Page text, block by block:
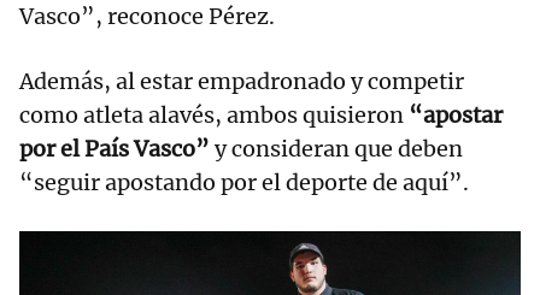
Vasco”, reconoce Pérez.
Además, al estar empadronado y competir
como atleta alavés, ambos quisieron “apostar
por el País Vasco” y consideran que deben
“seguir apostando por el deporte de aquí”.